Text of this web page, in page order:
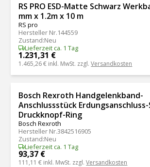
RS PRO ESD-Matte Schwarz
mm x 1.2m x 10 m
RS pro
Hersteller Nr.144559
Zustand:Neu
Lieferzeit ca. 1 Tag
1.231,31 €
1.465,26 € inkl. MwSt. zzgl.Versandkosten
Bosch Rexroth Handgelenkband-
Anschlussstück
Druckknopf-Ring
Bosch Rexroth
Hersteller Nr.3842516905
Zustand:Neu
Lieferzeit ca. 1 Tag
93,37 €
111,11 € inkl. MwSt. zzgl.Versandkosten